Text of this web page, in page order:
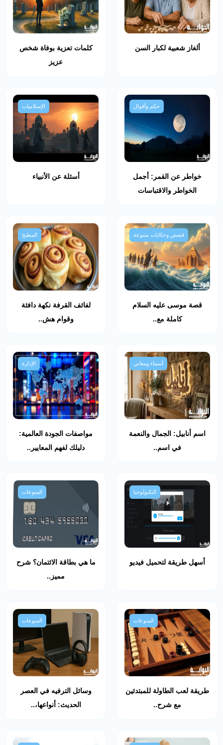
ألغاز شعبية لكبار السن
كلمات تعزية بوفاة شخص
عزيز
حكم وأقوال
خواطر عن القمر: أجمل
الخواطر والاقتباسات
الإسلاميات
أسئلة عن الأنبياء
قصص وحكايات متنوعة
قصة موسى عليه السلام
كاملة مع..
المطبخ
لفائف القرفة نكهة دافئة
وقوام هش..
أسماء ومعاني
اسم أنابيل: الجمال والنعمة
في اسم..
الإدارة
مواصفات الجودة العالمية:
دليلك لفهم المعايير..
التكنولوجيا
أسهل طريقة لتحميل فيديو
المنوعات
ما هي بطاقة الائتمان؟ شرح
مميز..
المنوعات
طريقة لعب الطاولة للمبتدئين
مع شرح..
المنوعات
وسائل الترفيه في العصر
الحديث: أنواعها،..